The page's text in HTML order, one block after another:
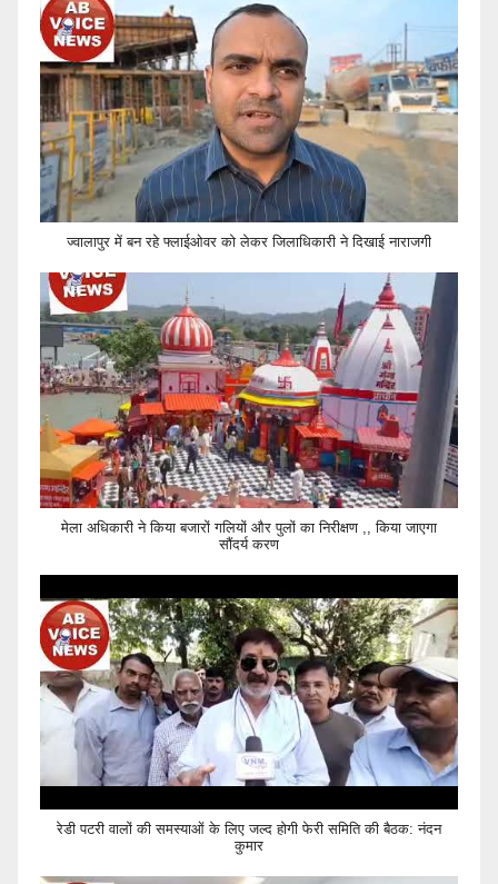
ज्वालापुर में बन रहे फ्लाईओवर को लेकर जिलाधिकारी ने दिखाई नाराजगी
मेला अधिकारी ने किया बजारों गलियों और पुलों का निरीक्षण ,, किया जाएगा
सौंदर्य करण
रेडी पटरी वालों की समस्याओं के लिए जल्द होगी फेरी समिति की बैठक: नंदन
कुमार